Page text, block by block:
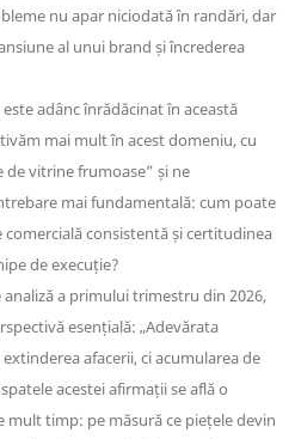
nu apar niciodată în randări, dar
al unui brand și încrederea
adânc înrădăcinat în această
mai mult în acest domeniu, cu
vitrine frumoase” și ne
mai fundamentală: cum poate
consistentă și certitudinea
de execuție?
a primului trimestru din 2026,
esențială: „Adevărata
afacerii, ci acumularea de
acestei afirmații se află o
timp: pe măsură ce piețele devin